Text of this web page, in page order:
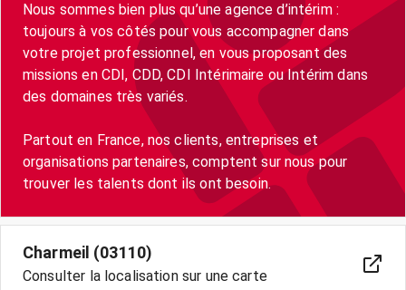
Nous sommes bien plus qu’une agence d’intérim :
toujours à vos côtés pour vous accompagner dans
votre projet professionnel, en vous proposant des
missions en CDI, CDD, CDI Intérimaire ou Intérim dans
des domaines très variés.
Partout en France, nos clients, entreprises et
organisations partenaires, comptent sur nous pour
trouver les talents dont ils ont besoin.
Charmeil (03110)
Consulter la localisation sur une carte